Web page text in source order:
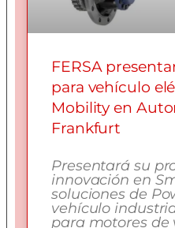
FERSA
para vehículo
Mobility en
Frankfurt
Presentará su
innovación en
soluciones de
vehículo
para motores de